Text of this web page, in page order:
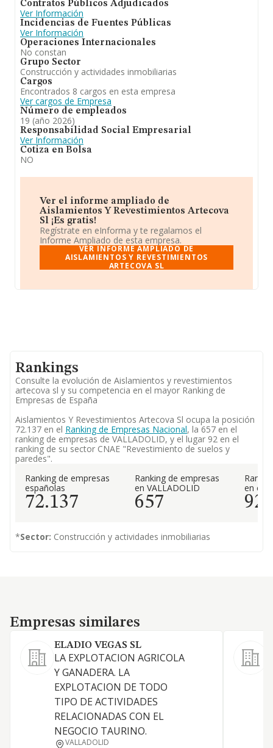
Contratos Públicos Adjudicados
Ver Información
Incidencias de Fuentes Públicas
Ver Información
Operaciones Internacionales
No constan
Grupo Sector
Construcción y actividades inmobiliarias
Cargos
Encontrados 8 cargos en esta empresa
Ver cargos de Empresa
Número de empleados
19 (año 2026)
Responsabilidad Social Empresarial
Ver Información
Cotiza en Bolsa
NO
Ver el informe ampliado de
Aislamientos Y Revestimientos Artecova
Sl ¡Es gratis!
Regístrate en eInforma y te regalamos el
Informe Ampliado de esta empresa.
VER INFORME AMPLIADO DE
AISLAMIENTOS Y REVESTIMIENTOS
ARTECOVA SL
Rankings
Consulte la evolución de Aislamientos y revestimientos
artecova sl y su competencia en el mayor Ranking de
Empresas de España
Aislamientos Y Revestimientos Artecova Sl ocupa la posición
72.137 en el Ranking de Empresas Nacional, la 657 en el
ranking de empresas de VALLADOLID, y el lugar 92 en el
ranking de su sector CNAE "Revestimiento de suelos y
paredes".
Ranking de empresas
españolas
72.137
Ranking de empresas
en VALLADOLID
657
en el
92
*Sector: Construcción y actividades inmobiliarias
Empresas similares
Empresas similares
ELADIO VEGAS SL
LA EXPLOTACION AGRICOLA
Y GANADERA. LA
EXPLOTACION DE TODO
TIPO DE ACTIVIDADES
RELACIONADAS CON EL
NEGOCIO TAURINO.
VALLADOLID